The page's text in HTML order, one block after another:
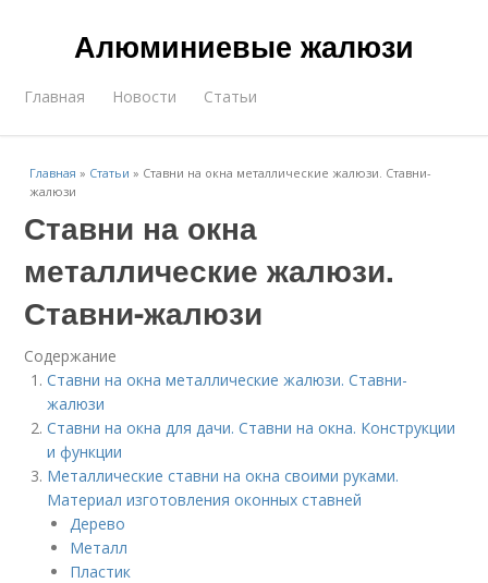
Алюминиевые жалюзи
Главная Новости Статьи
Главная » Статьи » Ставни на окна металлические жалюзи. Ставни-
жалюзи
Ставни на окна
металлические жалюзи.
Ставни-жалюзи
Содержание
Ставни на окна металлические жалюзи. Ставни-
жалюзи
Ставни на окна для дачи. Ставни на окна. Конструкции
и функции
Металлические ставни на окна своими руками.
Материал изготовления оконных ставней
Дерево
Металл
Пластик